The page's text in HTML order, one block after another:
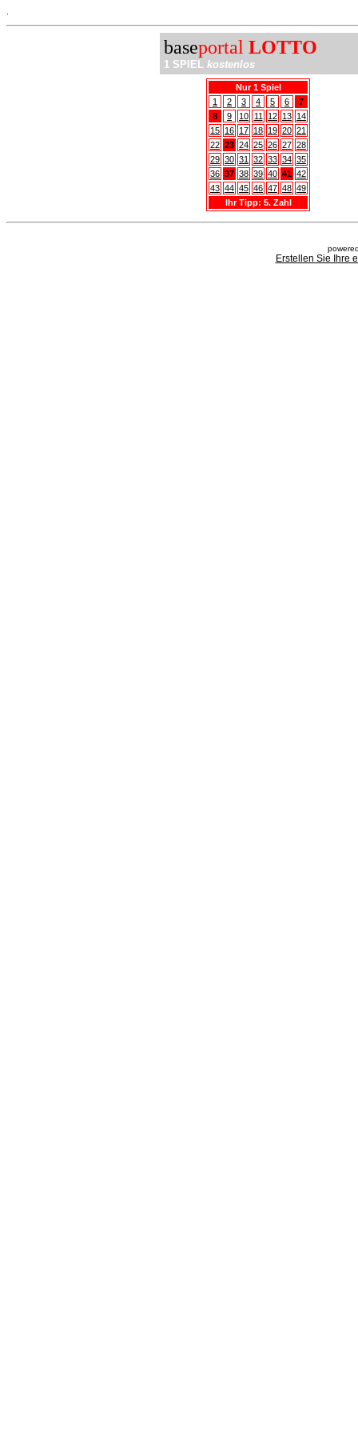
baseportal LOTTO
1 SPIEL kostenlos
Nur 1 Spiel
1
2 3 4 5 6
7
8
9 10 11 12 13 14
15 16 17 18 19 20 21
22 23 24 25 26 27 28
29 30 31 32 33 34 35
36 37 38 39 40 41 42
43 44 45 46 47 48 49
Ihr Tipp: 5. Zahl
Erstellen Sie Ihre